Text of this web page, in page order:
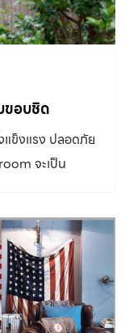
ขอบชิด
แข็งแรง ปลอดภัย
จะเป็น